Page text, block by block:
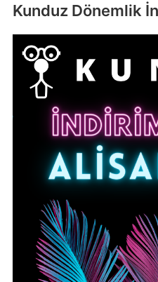
Kunduz Dönemlik